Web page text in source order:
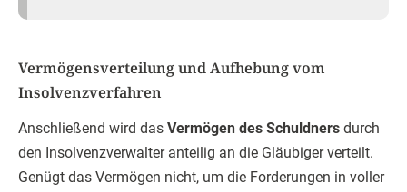
Vermögensverteilung und Aufhebung vom
Insolvenzverfahren
Anschließend wird das Vermögen des Schuldners durch
den Insolvenzverwalter anteilig an die Gläubiger verteilt.
Genügt das Vermögen nicht, um die Forderungen in voller